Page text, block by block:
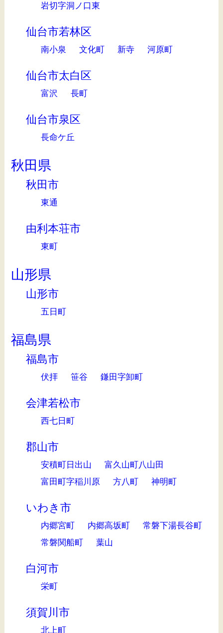
岩切字洞ノ口東
仙台市若林区
南小泉 文化町 新寺 河原町
仙台市太白区
富沢 長町
仙台市泉区
長命ケ丘
秋田県
秋田市
東通
由利本荘市
東町
山形県
山形市
五日町
福島県
福島市
伏拝 笹谷 鎌田字卸町
会津若松市
西七日町
郡山市
安積町日出山
富久山町八山田
富田町字稲川原
方八町 神明町
いわき市
内郷宮町 内郷高坂町
常磐下湯長谷町
常磐関船町
葉山
白河市
栄町
須賀川市
北上町